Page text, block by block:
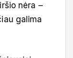
nėra –
galima